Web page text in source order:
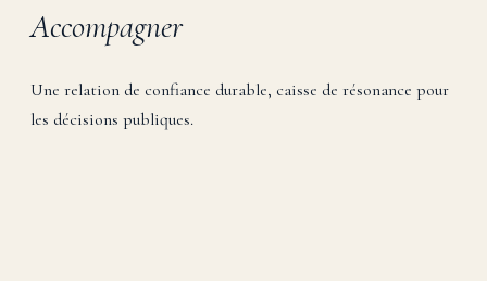
Accompagner
Une relation de confiance durable, caisse de résonance pour
les décisions publiques.